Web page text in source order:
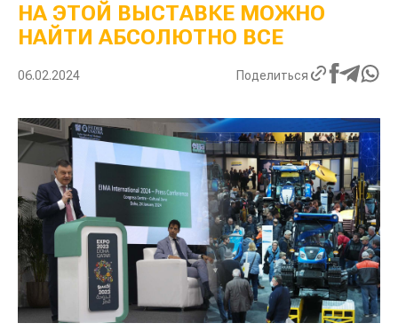
НА ЭТОЙ ВЫСТАВКЕ МОЖНО
НАЙТИ АБСОЛЮТНО ВСЕ
06.02.2024 Поделиться